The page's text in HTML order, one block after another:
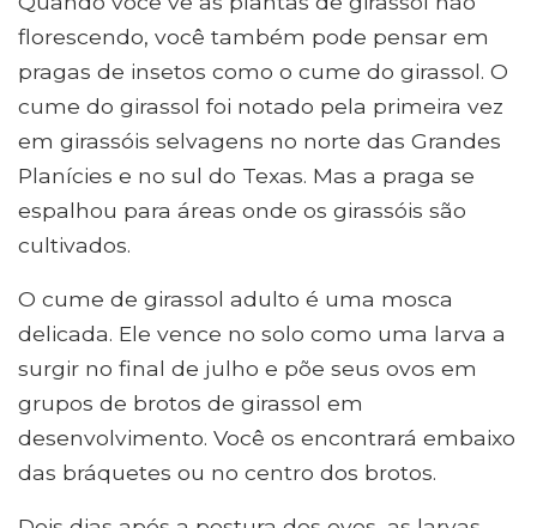
florescendo, você também pode pensar em
pragas de insetos como o cume do girassol. O
cume do girassol foi notado pela primeira vez
em girassóis selvagens no norte das Grandes
Planícies e no sul do Texas. Mas a praga se
espalhou para áreas onde os girassóis são
cultivados.
O cume de girassol adulto é uma mosca
delicada. Ele vence no solo como uma larva a
surgir no final de julho e põe seus ovos em
grupos de brotos de girassol em
desenvolvimento. Você os encontrará embaixo
das bráquetes ou no centro dos brotos.